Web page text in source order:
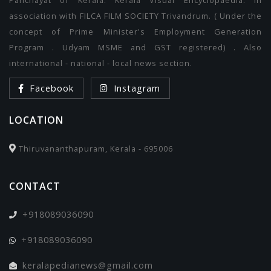
association with FILCA FILM SOCIETY Trivandrum. ( Under the
concept of Prime Minister's Employment Generation
Program . Udyam MSME and GST registered) . Also
international - national - local news section.
Facebook Instagram
LOCATION
Thiruvananthapuram, Kerala - 695006
CONTACT
+918089036090
+918089036090
keralapedianews@gmail.com